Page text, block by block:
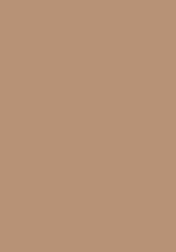
容易導致
RafaGo採
米、小麥
分，無毒
是不流淚
天然有機
美國
保全綠燈
寶寶紅屁
Ｑ：沐浴
RafaGo
酸，讓洗
Ｑ：可以
且成分由